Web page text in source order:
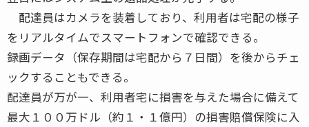
配達員はカメラを装着しており、利用者は宅配の様子
をリアルタイムでスマートフォンで確認できる。
録画データ（保存期間は宅配から７日間）を後からチェ
ックすることもできる。
配達員が万が一、利用者宅に損害を与えた場合に備えて
最大１００万ドル（約１・１億円）の損害賠償保険に入